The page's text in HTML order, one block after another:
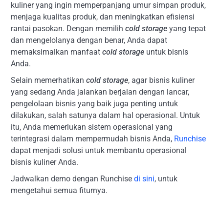
kuliner yang ingin memperpanjang umur simpan produk,
menjaga kualitas produk, dan meningkatkan efisiensi
rantai pasokan. Dengan memilihcold storage yang tepat
dan mengelolanya dengan benar, Anda dapat
memaksimalkan manfaatcold storage untuk bisnis
Anda.
Selain memerhatikancold storage, agar bisnis kuliner
yang sedang Anda jalankan berjalan dengan lancar,
pengelolaan bisnis yang baik juga penting untuk
dilakukan, salah satunya dalam hal operasional. Untuk
itu, Anda memerlukan sistem operasional yang
terintegrasi dalam mempermudah bisnis Anda, Runchise
dapat menjadi solusi untuk membantu operasional
bisnis kuliner Anda.
Jadwalkan demo dengan Runchisedi sini, untuk
mengetahui semua fiturnya.